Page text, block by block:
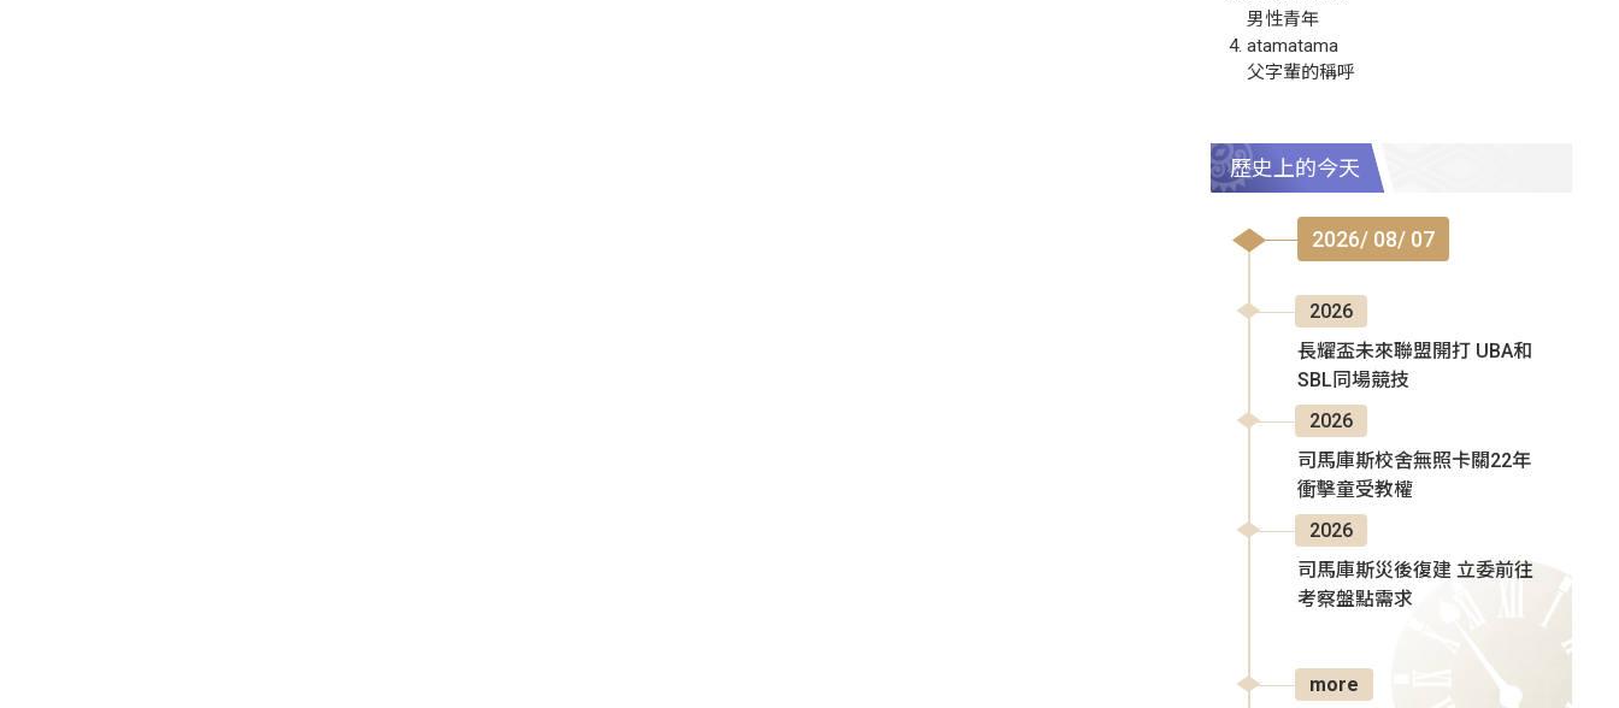
男性青年
atamatama
父字輩的稱呼
歷史上的今天
2026/ 08/ 07
2026
長耀盃未來聯盟開打 UBA和
SBL同場競技
2026
司馬庫斯校舍無照卡關22年
衝擊童受教權
2026
司馬庫斯災後復建 立委前往
考察盤點需求
more